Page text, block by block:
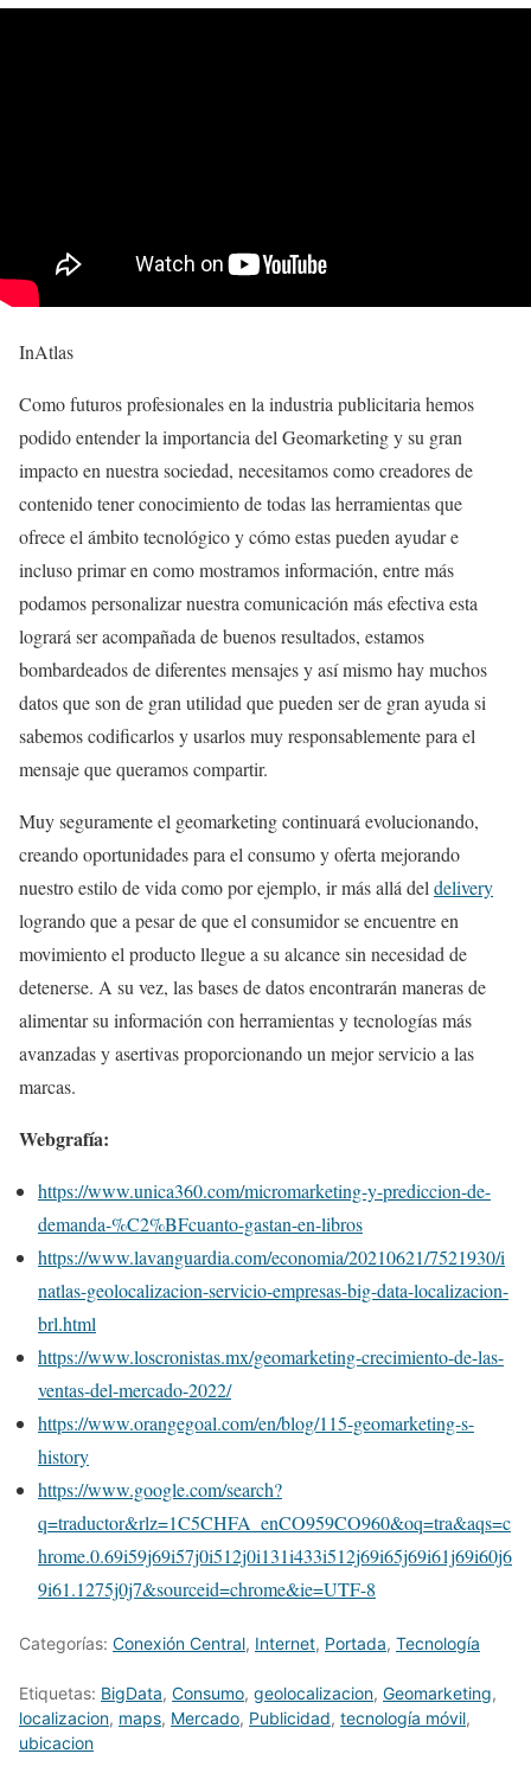
InAtlas
Como futuros profesionales en la industria publicitaria hemos
podido entender la importancia del Geomarketing y su gran
impacto en nuestra sociedad, necesitamos como creadores de
contenido tener conocimiento de todas las herramientas que
ofrece el ámbito tecnológico y cómo estas pueden ayudar e
incluso primar en como mostramos información, entre más
podamos personalizar nuestra comunicación más efectiva esta
logrará ser acompañada de buenos resultados, estamos
bombardeados de diferentes mensajes y así mismo hay muchos
datos que son de gran utilidad que pueden ser de gran ayuda si
sabemos codificarlos y usarlos muy responsablemente para el
mensaje que queramos compartir.
Muy seguramente el geomarketing continuará evolucionando,
creando oportunidades para el consumo y oferta mejorando
nuestro estilo de vida como por ejemplo, ir más allá del delivery
logrando que a pesar de que el consumidor se encuentre en
movimiento el producto llegue a su alcance sin necesidad de
detenerse. A su vez, las bases de datos encontrarán maneras de
alimentar su información con herramientas y tecnologías más
avanzadas y asertivas proporcionando un mejor servicio a las
marcas.
Webgrafía:
https://www.unica360.com/micromarketing-y-prediccion-de-
demanda-%C2%BFcuanto-gastan-en-libros
https://www.lavanguardia.com/economia/20210621/7521930/i
natlas-geolocalizacion-servicio-empresas-big-data-localizacion-
brl.html
https://www.loscronistas.mx/geomarketing-crecimiento-de-las-
ventas-del-mercado-2022/
https://www.orangegoal.com/en/blog/115-geomarketing-s-
history
https://www.google.com/search?
q=traductor&rlz=1C5CHFA_enCO959CO960&oq=tra&aqs=c
hrome.0.69i59j69i57j0i512j0i131i433i512j69i65j69i61j69i60j6
9i61.1275j0j7&sourceid=chrome&ie=UTF-8
Categorías: Conexión Central, Internet, Portada, Tecnologí­a
Etiquetas: BigData, Consumo, geolocalizacion, Geomarketing,
localizacion, maps, Mercado, Publicidad, tecnología móvil,
ubicacion